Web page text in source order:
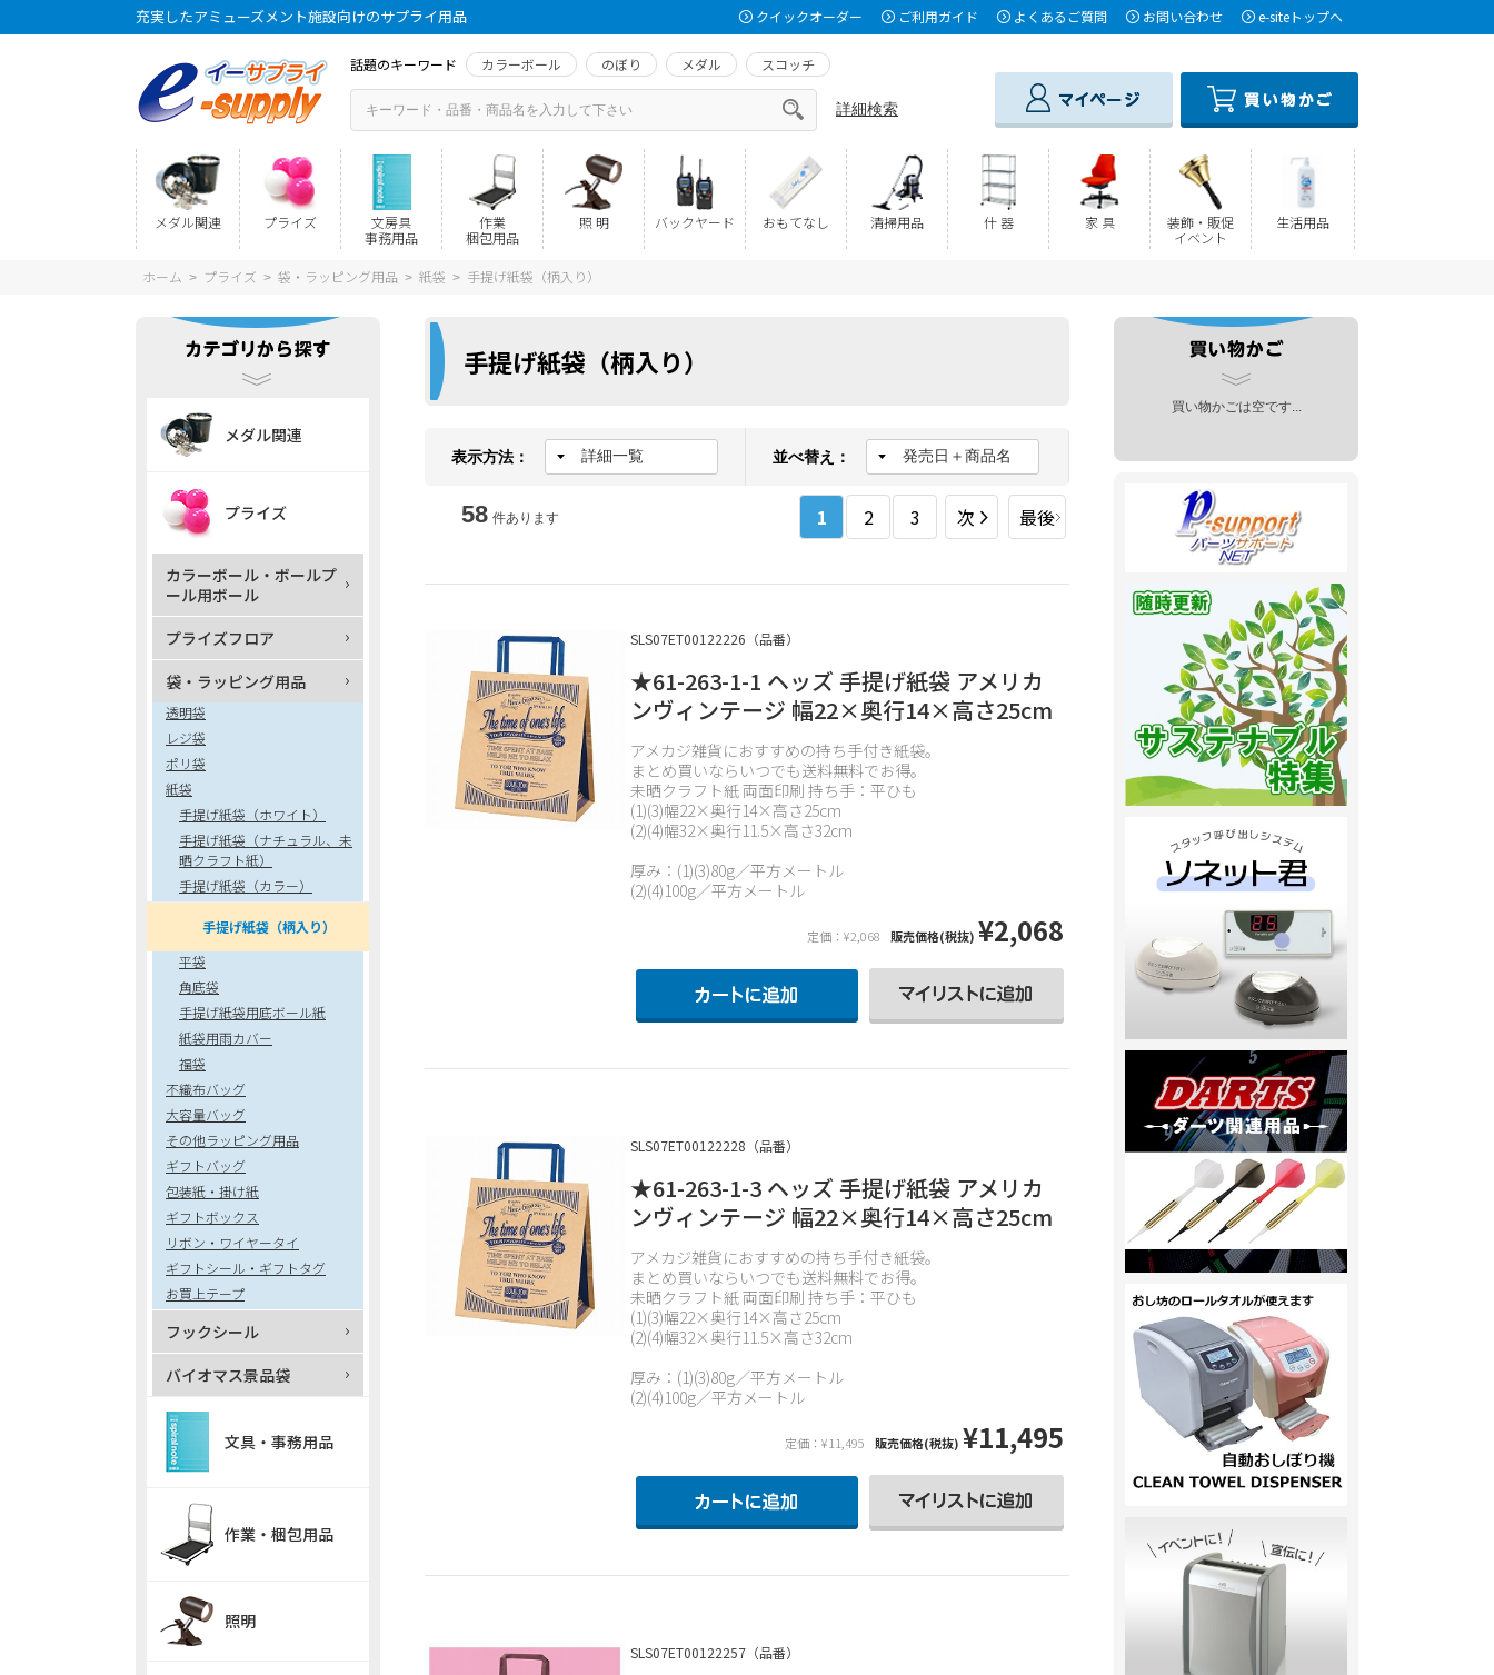
充実したアミューズメント施設向けのサプライ用品 クイックオーダー ご利用ガイド よくあるご質問 お問い合わせ e-siteトップへ
話題のキーワード カラーボール のぼり メダル スコッチ
詳細検索
メダル関連 プライズ
文房具
事務用品
作業
梱包用品
照 明 バックヤード おもてなし 清掃用品 什 器 家 具
装飾・販促
イベント
生活用品
ホーム > プライズ > 袋・ラッピング用品 > 紙袋 > 手提げ紙袋（柄入り）
手提げ紙袋（柄入り）
表示方法： 並べ替え：
58 件あります 1 2 3 次 最後
SLS07ET00122226（品番）
★61-263-1-1 ヘッズ 手提げ紙袋 アメリカ
ンヴィンテージ 幅22×奥行14×高さ25cm
アメカジ雑貨におすすめの持ち手付き紙袋。
まとめ買いならいつでも送料無料でお得。
未晒クラフト紙 両面印刷 持ち手：平ひも
(1)(3)幅22×奥行14×高さ25cm
(2)(4)幅32×奥行11.5×高さ32cm
厚み：(1)(3)80g／平方メートル
(2)(4)100g／平方メートル
定価：¥2,068 販売価格(税抜) ¥2,068
SLS07ET00122228（品番）
★61-263-1-3 ヘッズ 手提げ紙袋 アメリカ
ンヴィンテージ 幅22×奥行14×高さ25cm
アメカジ雑貨におすすめの持ち手付き紙袋。
まとめ買いならいつでも送料無料でお得。
未晒クラフト紙 両面印刷 持ち手：平ひも
(1)(3)幅22×奥行14×高さ25cm
(2)(4)幅32×奥行11.5×高さ32cm
厚み：(1)(3)80g／平方メートル
(2)(4)100g／平方メートル
定価：¥11,495 販売価格(税抜) ¥11,495
SLS07ET00122257（品番）
メダル関連
プライズ
カラーボール・ボールプ
ール用ボール
プライズフロア
袋・ラッピング用品
透明袋
レジ袋
ポリ袋
紙袋
手提げ紙袋（ホワイト）
手提げ紙袋（ナチュラル、未
晒クラフト紙）
手提げ紙袋（カラー）
手提げ紙袋（柄入り）
平袋
角底袋
手提げ紙袋用底ボール紙
紙袋用雨カバー
福袋
不織布バッグ
大容量バッグ
その他ラッピング用品
ギフトバッグ
包装紙・掛け紙
ギフトボックス
リボン・ワイヤータイ
ギフトシール・ギフトタグ
お買上テープ
フックシール
バイオマス景品袋
文具・事務用品
作業・梱包用品
照明
買い物かごは空です...